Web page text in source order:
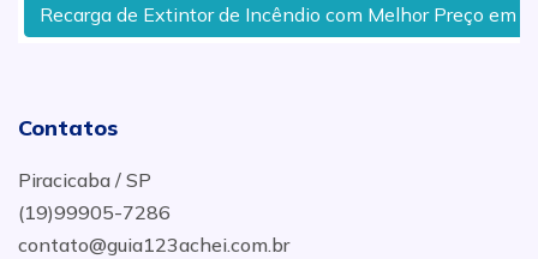
Recarga de Extintor de Incêndio com Melhor Preço em
Contatos
Piracicaba / SP
(19)99905-7286
contato@guia123achei.com.br